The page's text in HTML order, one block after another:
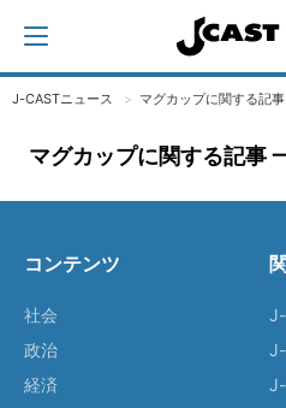
J-CASTニュース マグカップに関する記
マグカップに関する記事
コンテンツ
社会
政治
経済